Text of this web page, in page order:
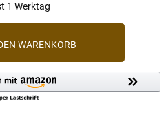
1 Werktag
WARENKORB